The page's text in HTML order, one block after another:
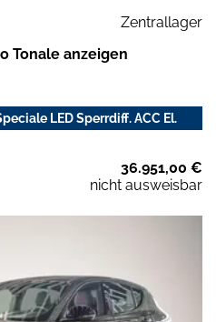
Zentrallager
Tonale anzeigen
LED Sperrdiff. ACC El.
36.951,00 €
nicht ausweisbar